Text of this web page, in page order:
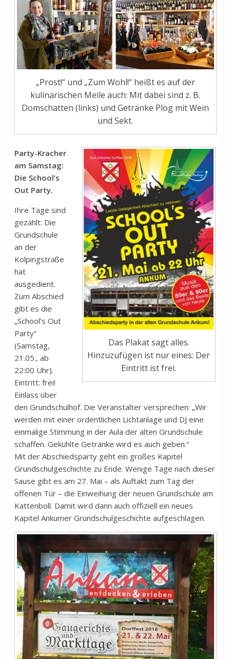
„Prost!“ und „Zum Wohl!“ heißt es auf der
kulinarischen Meile auch: Mit dabei sind z. B.
Domschatten (links) und Getränke Plog mit Wein
und Sekt.
Das Plakat sagt alles.
Hinzuzufügen ist nur eines: Der
Eintritt ist frei.
Party-Kracher
am Samstag:
Die School’s
Out Party.
Ihre Tage sind
gezählt: Die
Grundschule
an der
Kolpingstraße
hat
ausgedient.
Zum Abschied
gibt es die
„School’s Out
Party“
(Samstag,
21.05., ab
22:00 Uhr).
Eintritt: frei!
Einlass über
den Grundschulhof. Die Veranstalter versprechen: „Wir
werden mit einer ordentlichen Lichtanlage und DJ eine
einmalige Stimmung in der Aula der alten Grundschule
schaffen. Gekühlte Getränke wird es auch geben.“
Mit der Abschiedsparty geht ein großes Kapitel
Grundschulgeschichte zu Ende. Wenige Tage nach dieser
Sause gibt es am 27. Mai – als Auftakt zum Tag der
offenen Tür – die Einweihung der neuen Grundschule am
Kattenboll. Damit wird dann auch offiziell ein neues
Kapitel Ankumer Grundschulgeschichte aufgeschlagen.